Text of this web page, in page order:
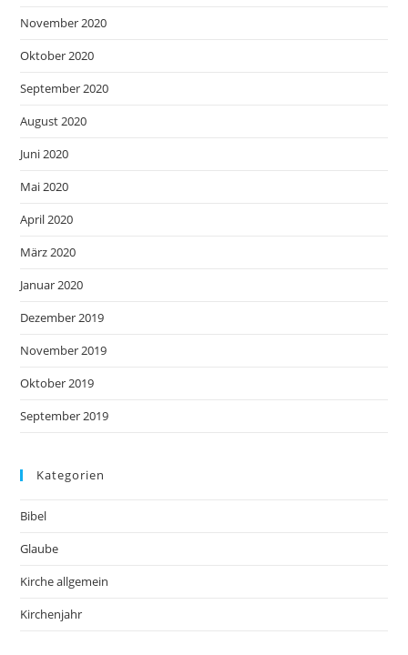
November 2020
Oktober 2020
September 2020
August 2020
Juni 2020
Mai 2020
April 2020
März 2020
Januar 2020
Dezember 2019
November 2019
Oktober 2019
September 2019
Kategorien
Bibel
Glaube
Kirche allgemein
Kirchenjahr